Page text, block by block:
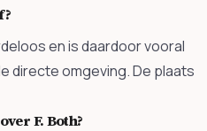
en is daardoor vooral
directe omgeving. De plaats
F. Both?